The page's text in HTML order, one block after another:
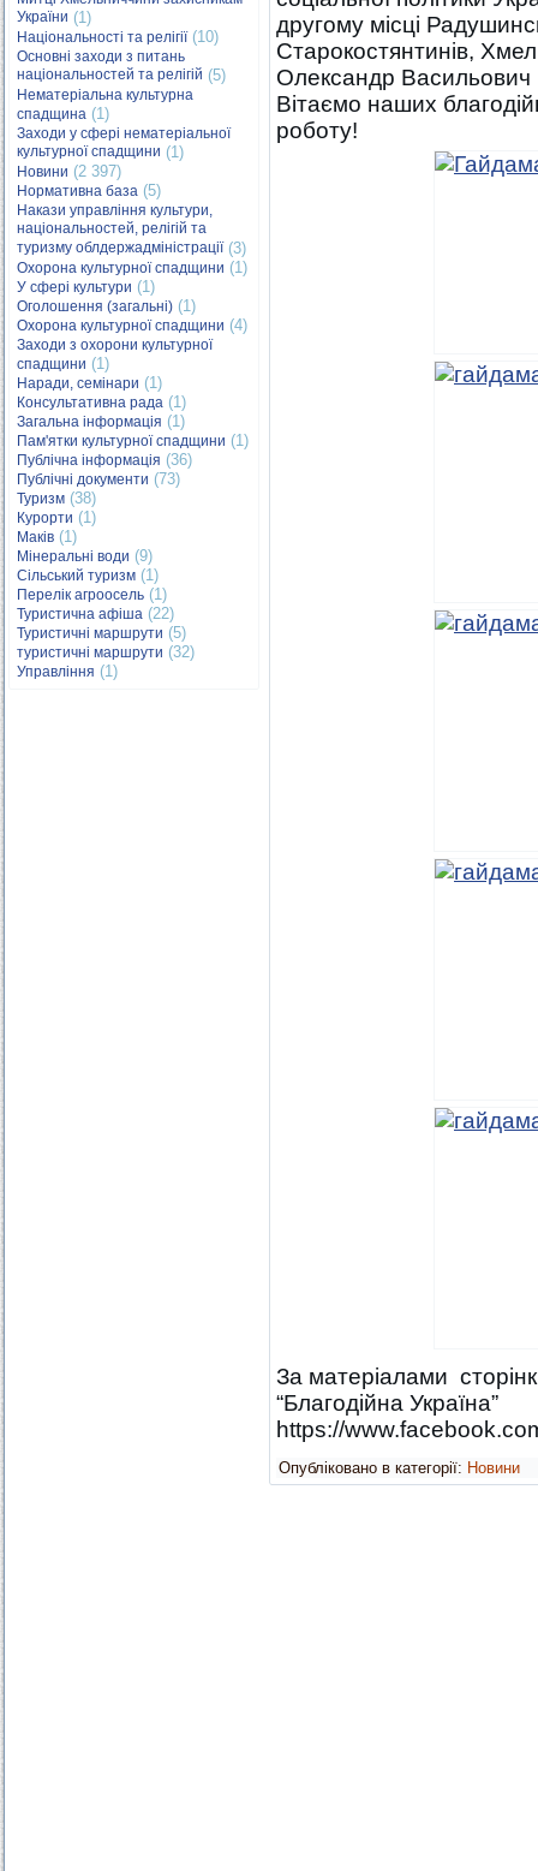
України (1)
Національності та релігії(10)
Основні заходи з питань
національностей та релігій (5)
Нематеріальна культурна
спадщина (1)
Заходи у сфері нематеріальної
культурної спадщини (1)
Новини (2 397)
Нормативна база (5)
Накази управління культури,
національностей, релігій та
туризму облдержадміністрації(3)
Охорона культурної спадщини (1)
У сфері культури (1)
Оголошення (загальні) (1)
Охорона культурної спадщини (4)
Заходи з охорони культурної
спадщини (1)
Наради, семінари (1)
Консультативна рада (1)
Загальна інформація (1)
Пам'ятки культурної спадщини (1)
Публічна інформація (36)
Публічні документи (73)
Туризм (38)
Курорти (1)
Маків (1)
Мінеральні води (9)
Сільський туризм (1)
Перелік агроосель (1)
Туристична афіша (22)
Туристичні маршрути (5)
туристичні маршрути (32)
Управління (1)
другому місці
Старокостянтинів,
Олександр
Вітаємо наших
роботу!
За матеріалами
“Благодійна Україна”
https://
Опубліковано в категорії: Новини